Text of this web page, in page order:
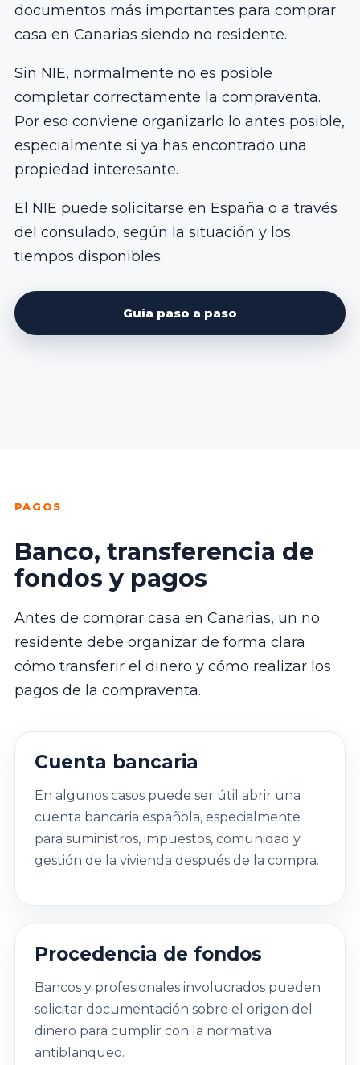
documentos más importantes para comprar
casa en Canarias siendo no residente.
Sin NIE, normalmente no es posible
completar correctamente la compraventa.
Por eso conviene organizarlo lo antes posible,
especialmente si ya has encontrado una
propiedad interesante.
El NIE puede solicitarse en España o a través
del consulado, según la situación y los
tiempos disponibles.
Guía paso a paso
PAGOS
Banco, transferencia de
fondos y pagos
Antes de comprar casa en Canarias, un no
residente debe organizar de forma clara
cómo transferir el dinero y cómo realizar los
pagos de la compraventa.
Cuenta bancaria
En algunos casos puede ser útil abrir una
cuenta bancaria española, especialmente
para suministros, impuestos, comunidad y
gestión de la vivienda después de la compra.
Procedencia de fondos
Bancos y profesionales involucrados pueden
solicitar documentación sobre el origen del
dinero para cumplir con la normativa
antiblanqueo.